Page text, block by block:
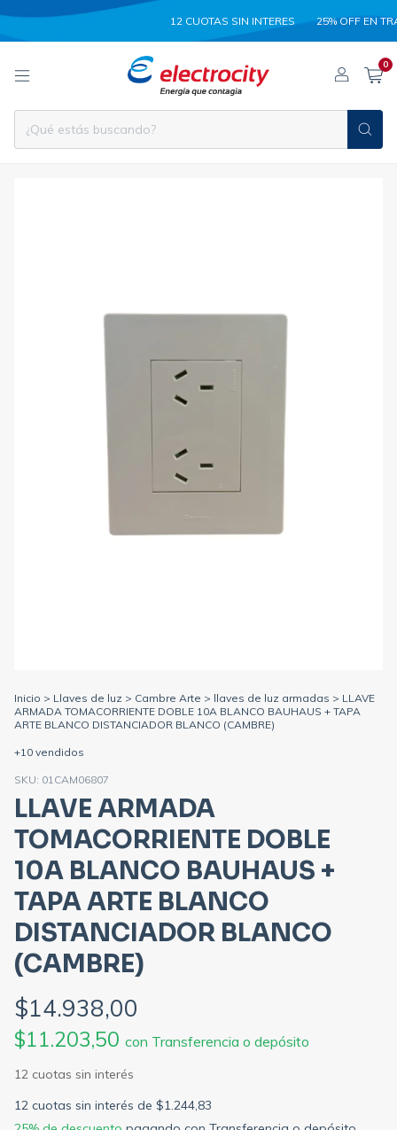
12 CUOTAS SIN INTERES 25% OFF EN
0
Inicio > Llaves de luz > Cambre Arte > llaves de luz armadas > LLAVE
ARMADA TOMACORRIENTE DOBLE 10A BLANCO BAUHAUS + TAPA
ARTE BLANCO DISTANCIADOR BLANCO (CAMBRE)
+10 vendidos
SKU: 01CAM06807
LLAVE ARMADA
TOMACORRIENTE DOBLE
10A BLANCO BAUHAUS +
TAPA ARTE BLANCO
DISTANCIADOR BLANCO
(CAMBRE)
$14.938,00
$11.203,50 con Transferencia o depósito
12 cuotas sin interés de $1.244,83